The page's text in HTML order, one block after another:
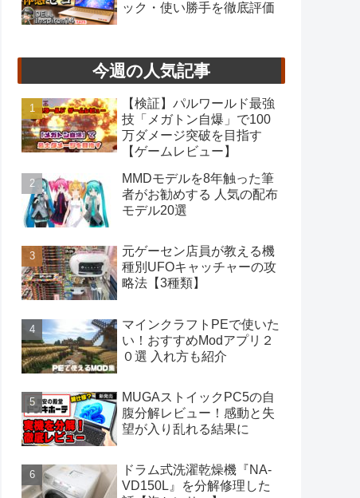
ック・使い勝手を徹底評価
今週の人気記事
【検証】パルワールド最強
技「メガトン自爆」で100
万ダメージ突破を目指す
【ゲームレビュー】
MMDモデルを8年触った筆
者がお勧めする 人気の配布
モデル20選
元ゲーセン店員が教える機
種別UFOキャッチャーの攻
略法【3種類】
マインクラフトPEで使いた
い！おすすめModアプリ２
０選 入れ方も紹介
MUGAストイックPC5の自
腹分解レビュー！感動と失
望が入り乱れる結果に
ドラム式洗濯乾燥機『NA-
VD150L』を分解修理した